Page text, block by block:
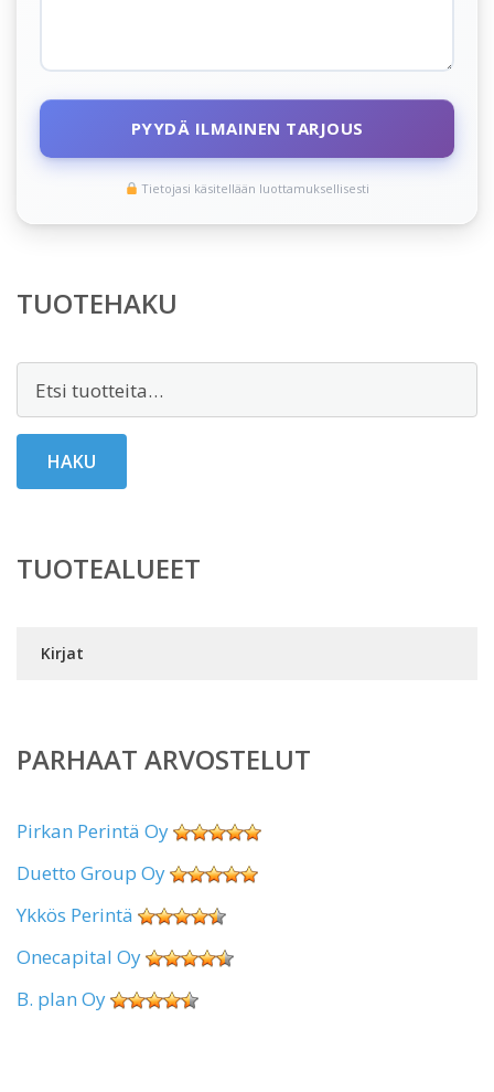
PYYDÄ ILMAINEN TARJOUS
Tietojasi käsitellään luottamuksellisesti
TUOTEHAKU
HAKU
TUOTEALUEET
Kirjat
PARHAAT ARVOSTELUT
Pirkan Perintä Oy
Duetto Group Oy
Ykkös Perintä
Onecapital Oy
B. plan Oy